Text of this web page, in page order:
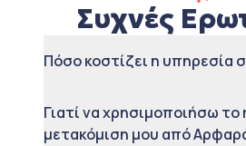
Συχνές
Πόσο κοστίζει η υπηρεσία
Γιατί να χρησιμοποιήσω το
μετακόμιση μου από